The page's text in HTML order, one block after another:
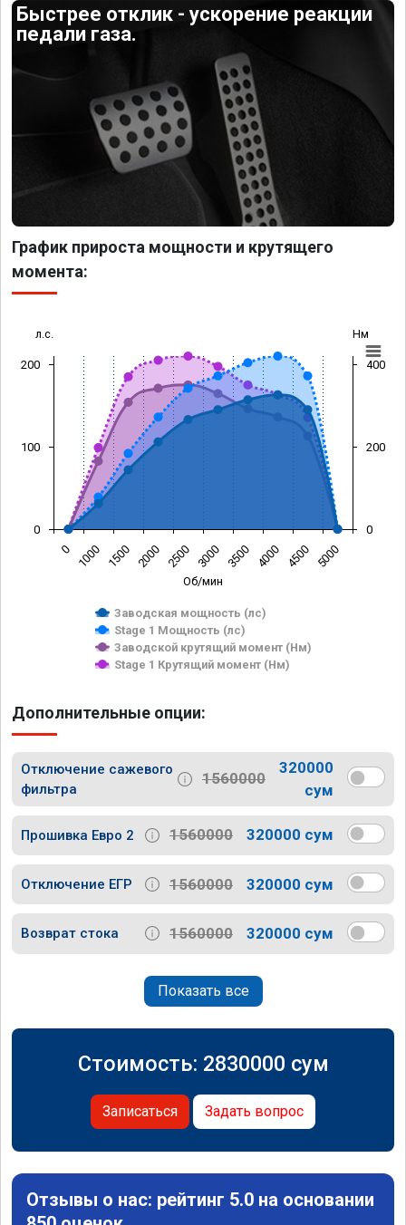
Быстрее отклик - ускорение реакции
педали газа.
График прироста мощности и крутящего
момента:
Об/мин
л.с. Нм
Заводская мощность (лс)
Stage 1 Мощность (лс)
Заводской крутящий момент (Нм)
Stage 1 Крутящий момент (Нм)
0 1000 1500 2000 2500 3000 3500 4000 4500 5000
0
100
200
0
200
400
Дополнительные опции:
Отключение сажевого
фильтра
1560000
320000
сум
Прошивка Евро 2 1560000 320000 сум
Отключение ЕГР 1560000 320000 сум
Возврат стока 1560000 320000 сум
Показать все
Стоимость: 2830000 сум
Записаться Задать вопрос
Отзывы о нас: рейтинг 5.0 на основании